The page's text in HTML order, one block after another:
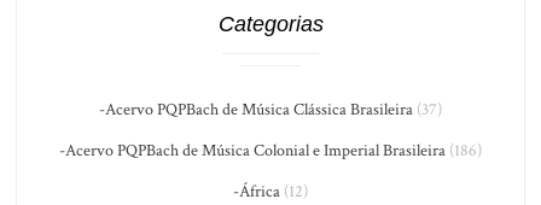
Categorias
-Acervo PQPBach de Música Clássica Brasileira (37)
-Acervo PQPBach de Música Colonial e Imperial Brasileira (186)
-África (12)